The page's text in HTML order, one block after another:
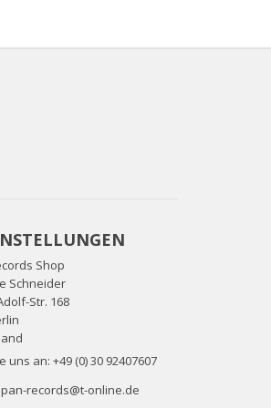
Shop
Schneider
Str. 168
uns an: +49 (0) 30 92407607
records@t-online.de